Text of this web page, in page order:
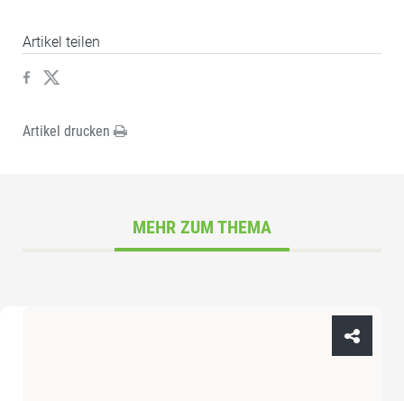
Artikel teilen
Artikel drucken
MEHR ZUM THEMA